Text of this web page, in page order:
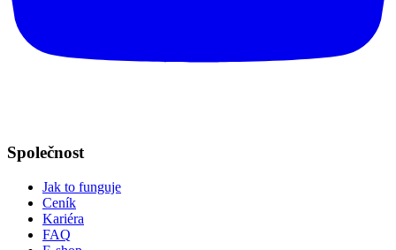
Společnost
Jak to funguje
Ceník
Kariéra
FAQ